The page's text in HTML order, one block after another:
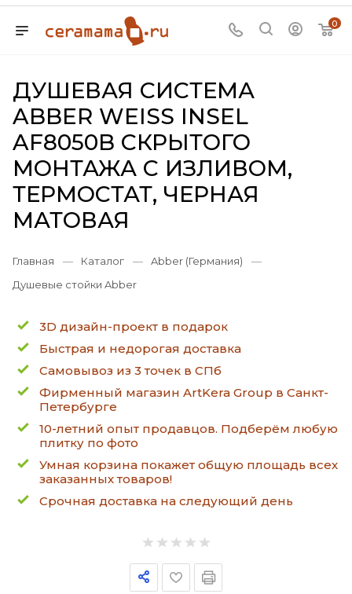
0
ДУШЕВАЯ СИСТЕМА
ABBER WEISS INSEL
AF8050B СКРЫТОГО
МОНТАЖА С ИЗЛИВОМ,
ТЕРМОСТАТ, ЧЕРНАЯ
МАТОВАЯ
Главная — Каталог — Abber (Германия)
—
Душевые стойки Abber
3D дизайн-проект в подарок
Быстрая и недорогая доставка
Самовывоз из 3 точек в СПб
Фирменный магазин ArtKera Group в Санкт-
Петербурге
10-летний опыт продавцов. Подберём любую
плитку по фото
Умная корзина покажет общую площадь всех
заказанных товаров!
Срочная доставка на следующий день